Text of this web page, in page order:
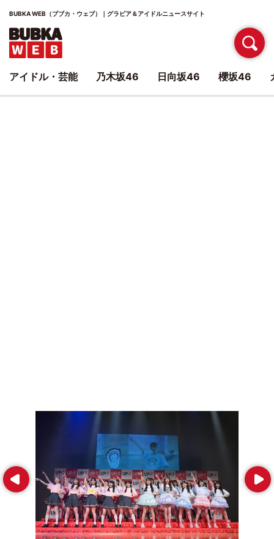
BUBKA WEB（ブブカ・ウェブ）｜グラビア＆アイドルニュースサイト
Prev Next
アイドル・芸能 乃木坂46 日向坂46 櫻坂46